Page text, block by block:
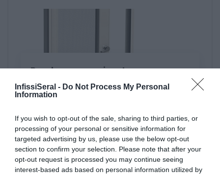
InfissiSeral - Do Not Process My Personal
Information
If you wish to opt-out of the sale, sharing to third parties, or
processing of your personal or sensitive information for
targeted advertising by us, please use the below opt-out
section to confirm your selection. Please note that after your
opt-out request is processed you may continue seeing
interest-based ads based on personal information utilized by
Brochure zanzariera Irene
I Nostri Partner